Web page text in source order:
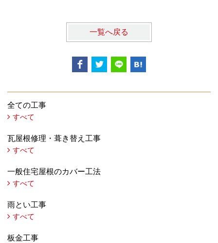
一覧へ戻る
全ての工事
すべて
瓦屋根修理・葺き替え工事
すべて
一般住宅屋根のカバー工法
すべて
雨とい工事
すべて
板金工事